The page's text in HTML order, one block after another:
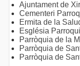
Ajuntament de
Cementeri
Ermita de la
Església
Parròquia de la
Parròquia de
Parròquia de